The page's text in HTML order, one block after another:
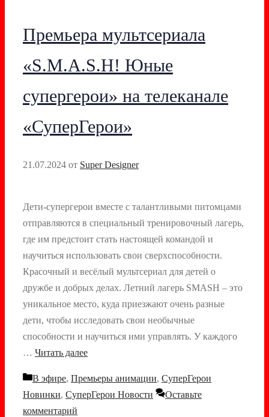
Премьера мультсериала
«S.M.A.S.H! Юные
супергерои» на телеканале
«СуперГерои»
21.07.2024 от Super Designer
Дети-супергерои вместе с талантливыми питомцами
отправляются в специальный тренировочный лагерь,
где им предстоит стать настоящей командой и
научиться использовать свои сверхспособности.
Красочный и весёлый мультсериал для детей о
дружбе и добрых делах. Летний лагерь SMASH – это
уникальное место, куда приезжают очень разные
дети, чтобы исследовать свои необычные
способности и научиться ими управлять. У каждого
… Читать далее
Рубрики
В эфире, Премьеры анимации, СуперГерои
Новинки, СуперГерои Новости
Оставьте
комментарий